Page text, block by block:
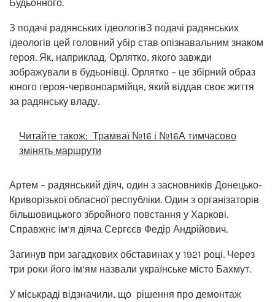
Будьонного.
З подачі радянських ідеологівЗ подачі радянських
ідеологів цей головний убір став опізнавальним знаком
героя. Як, наприклад, Орлятко, якого завжди
зображували в будьонівці. Орлятко – це збірний образ
юного героя-червоноармійця, який віддав своє життя
за радянську владу.
Читайте також: Трамваї №16 і №16А тимчасово
змінять маршрути
Артем – радянський діяч, один з засновників Донецько-
Криворізької обласної республіки. Один з організаторів
більшовицького збройного повстання у Харкові.
Справжнє ім’я діяча Сергєєв Федір Андрійович.
Загинув при загадкових обставинах у 1921 році. Через
три роки його ім’ям назвали українське місто Бахмут.
У міськраді відзначили, що рішення про демонтаж